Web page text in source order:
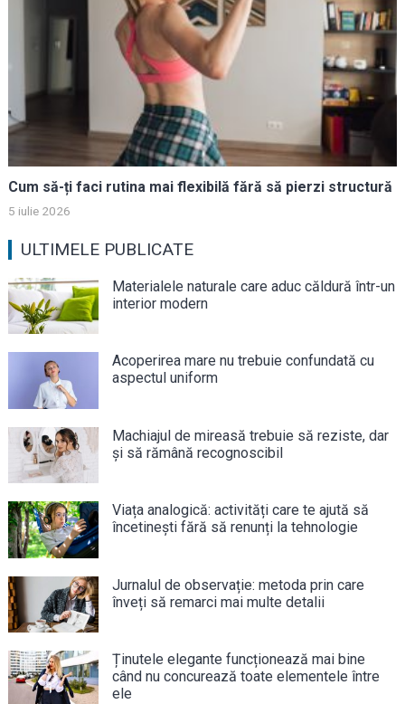
Cum să-ți faci rutina mai flexibilă fără să pierzi structură
5 iulie 2026
ULTIMELE PUBLICATE
Materialele naturale care aduc căldură într-un
interior modern
Acoperirea mare nu trebuie confundată cu
aspectul uniform
Machiajul de mireasă trebuie să reziste, dar
și să rămână recognoscibil
Viața analogică: activități care te ajută să
încetinești fără să renunți la tehnologie
Jurnalul de observație: metoda prin care
înveți să remarci mai multe detalii
Ținutele elegante funcționează mai bine
când nu concurează toate elementele între
ele